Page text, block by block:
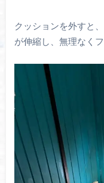
クッションを外すと、
が伸縮し、 無理なく